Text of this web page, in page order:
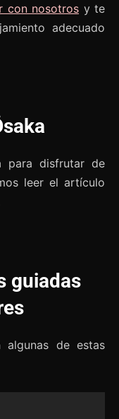
con nosotros y te
adecuado
para disfrutar de
leer el artículo
guiadas
de estas